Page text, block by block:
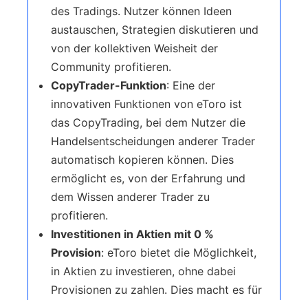
des Tradings. Nutzer können Ideen
austauschen, Strategien diskutieren und
von der kollektiven Weisheit der
Community profitieren.
CopyTrader-Funktion: Eine der
innovativen Funktionen von eToro ist
das CopyTrading, bei dem Nutzer die
Handelsentscheidungen anderer Trader
automatisch kopieren können. Dies
ermöglicht es, von der Erfahrung und
dem Wissen anderer Trader zu
profitieren.
Investitionen in Aktien mit 0 %
Provision: eToro bietet die Möglichkeit,
in Aktien zu investieren, ohne dabei
Provisionen zu zahlen. Dies macht es für